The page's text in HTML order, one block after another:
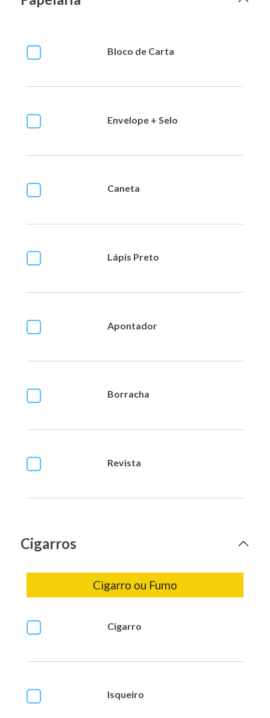
Bloco de Carta
Envelope + Selo
Caneta
Lápis Preto
Apontador
Borracha
Revista
Cigarros
Cigarro ou Fumo
Cigarro
Isqueiro